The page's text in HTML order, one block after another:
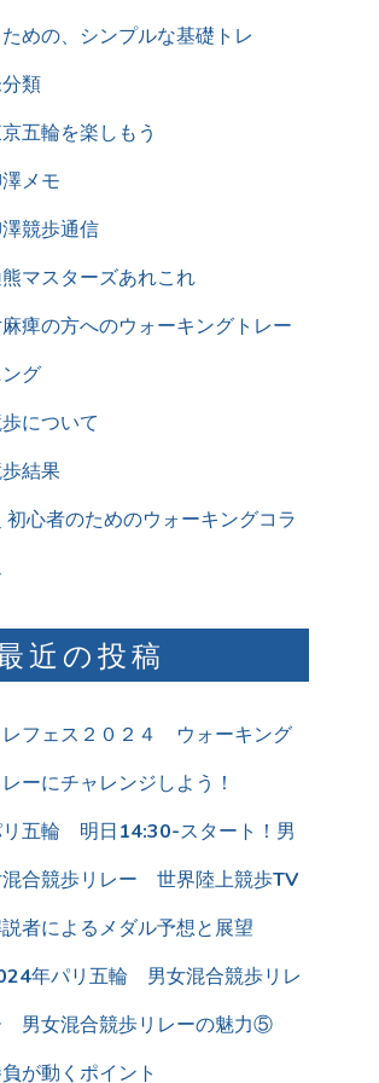
めの、シンプルな基礎トレ
類
五輪を楽しもう
メモ
競歩通信
マスターズあれこれ
痺の方へのウォーキングトレー
グ
について
結果
初心者のためのウォーキングコラ
近の投稿
フェス２０２４ ウォーキング
ーにチャレンジしよう！
五輪 明日14:30-スタート！男
合競歩リレー 世界陸上競歩TV
者によるメダル予想と展望
年パリ五輪 男女混合競歩リレ
男女混合競歩リレーの魅力⑤
が動くポイント